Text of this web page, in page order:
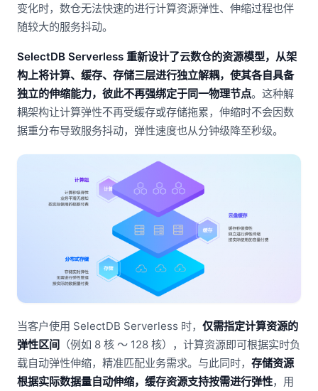
变化时，数仓无法快速的进行计算资源弹性、伸缩过程也伴
随较大的服务抖动。
SelectDB Serverless 重新设计了云数仓的资源模型，从架
构上将计算、缓存、存储三层进行独立解耦，使其各自具备
独立的伸缩能力，彼此不再强绑定于同一物理节点。这种解
耦架构让计算弹性不再受缓存或存储拖累，伸缩时不会因数
据重分布导致服务抖动，弹性速度也从分钟级降至秒级。
当客户使用 SelectDB Serverless 时， 仅需指定计算资源的
弹性区间
（例如 8 核 ～ 128 核），计算资源即可根据实时负
载自动弹性伸缩，精准匹配业务需求。与此同时， 存储资源
根据实际数据量自动伸缩，缓存资源支持按需进行弹性，用